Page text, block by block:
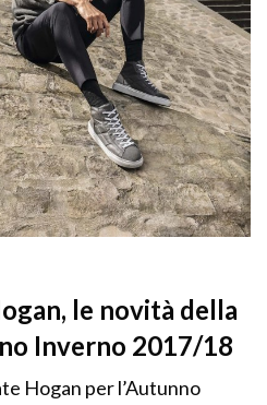
le novità della
Inverno 2017/18
Hogan per l’Autunno